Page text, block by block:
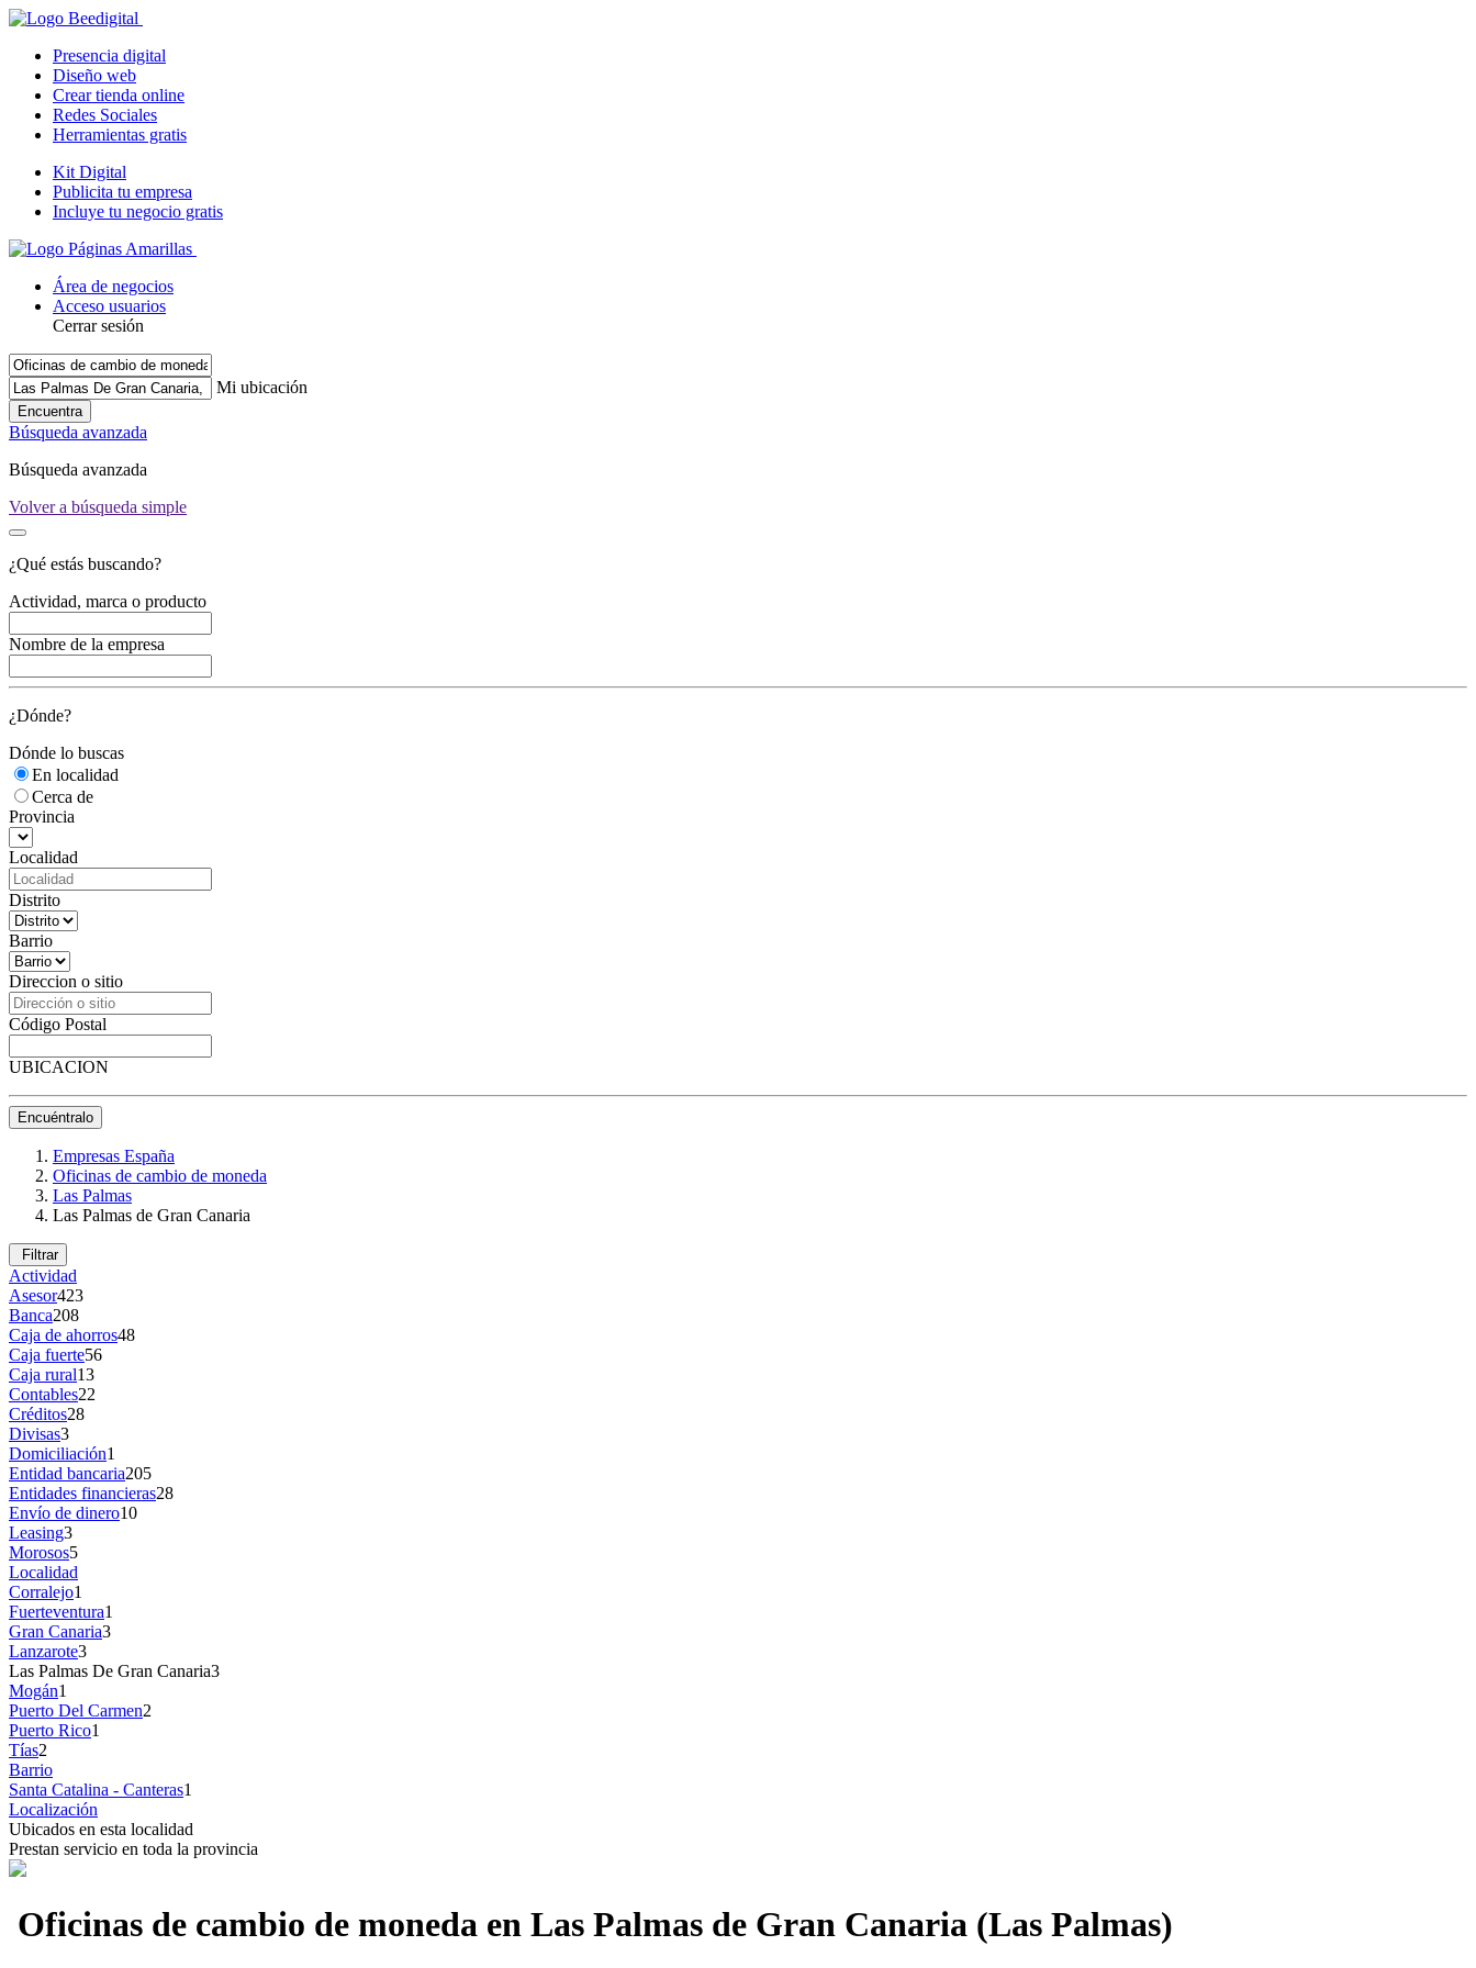
Presencia digital
Diseño web
Crear tienda online
Redes Sociales
Herramientas gratis
Kit Digital
Publicita tu empresa
Incluye tu negocio gratis
Área de negocios
Acceso usuarios
Cerrar sesión
Mi ubicación
Encuentra
Búsqueda avanzada
Búsqueda avanzada
Volver a búsqueda simple
¿Qué estás buscando?
Actividad, marca o producto
Nombre de la empresa
¿Dónde?
Dónde lo buscas
En localidad
Cerca de
Provincia
Localidad
Distrito
Barrio
Direccion o sitio
Código Postal
UBICACION
Encuéntralo
Empresas España
Oficinas de cambio de moneda
Las Palmas
Las Palmas de Gran Canaria
Filtrar
Actividad
Asesor423
Banca208
Caja de ahorros48
Caja fuerte56
Caja rural13
Contables22
Créditos28
Divisas3
Domiciliación1
Entidad bancaria205
Entidades financieras28
Envío de dinero10
Leasing3
Morosos5
Localidad
Corralejo1
Fuerteventura1
Gran Canaria3
Lanzarote3
Las Palmas De Gran Canaria3
Mogán1
Puerto Del Carmen2
Puerto Rico1
Tías2
Barrio
Santa Catalina - Canteras1
Localización
Ubicados en esta localidad
Prestan servicio en toda la provincia
Oficinas de cambio de moneda en Las Palmas de Gran Canaria (Las Palmas)